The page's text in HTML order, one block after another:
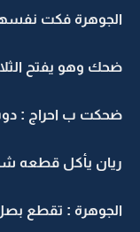
الجوهرة فكت
ضحك وهو يفتح
ضحكت ب احراج :
ريان يأكل قطعه
الجوهرة : تقطع